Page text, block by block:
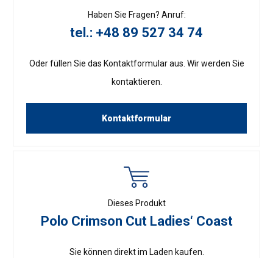
Haben Sie Fragen? Anruf:
tel.: +48 89 527 34 74
Oder füllen Sie das Kontaktformular aus. Wir werden Sie
kontaktieren.
Kontaktformular
Dieses Produkt
Polo Crimson Cut Ladies‘ Coast
Sie können direkt im Laden kaufen.